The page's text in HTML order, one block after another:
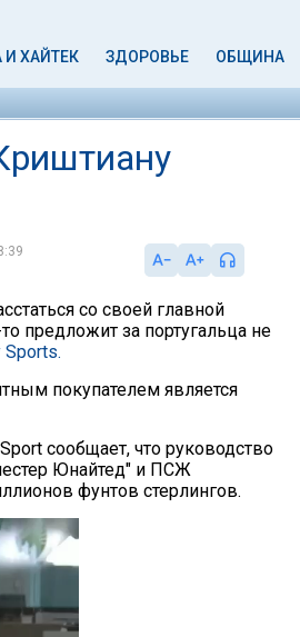
И ХАЙТЕК ЗДОРОВЬЕ ОБЩИНА
со своей главной
предложит за португальца не
Sports.
покупателем является
сообщает, что руководство
Юнайтед" и ПСЖ
фунтов стерлингов.